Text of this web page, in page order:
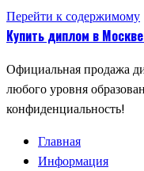
Перейти к содержимому
Купить диплом в
Официальная продажа
любого уровня
конфиденциальность!
Главная
Информация